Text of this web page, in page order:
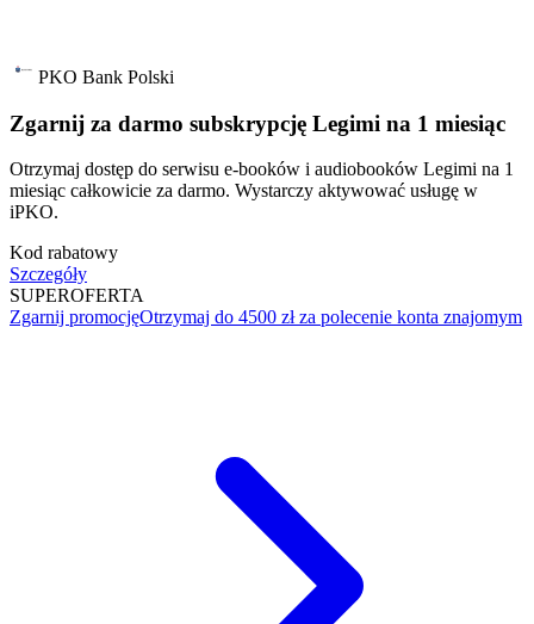
PKO Bank Polski
Zgarnij za darmo subskrypcję Legimi na 1 miesiąc
Otrzymaj dostęp do serwisu e-booków i audiobooków Legimi na 1
miesiąc całkowicie za darmo. Wystarczy aktywować usługę w
iPKO.
Kod rabatowy
Szczegóły
SUPEROFERTA
Zgarnij promocjęOtrzymaj do 4500 zł za polecenie konta znajomym